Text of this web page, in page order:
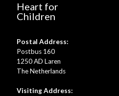
Heart for
Children
Postal Address:
Postbus 160
1250 AD Laren
The Netherlands
Visiting Address: